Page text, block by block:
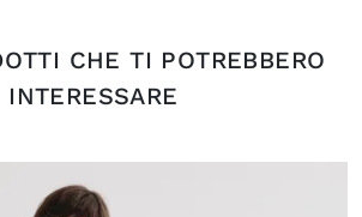
CHE TI POTREBBERO
INTERESSARE